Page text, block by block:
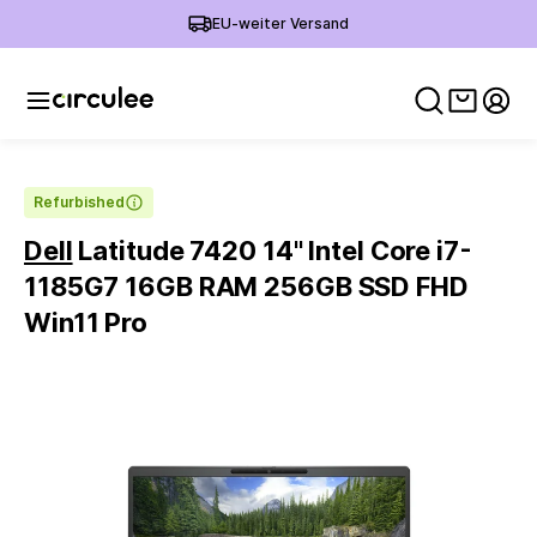
EU-weiter Versand
Refurbished
Dell Latitude 7420 14'' Intel Core i7-
1185G7 16GB RAM 256GB SSD FHD
Win11 Pro